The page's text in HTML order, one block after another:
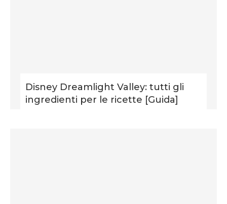
Disney Dreamlight Valley: tutti gli
ingredienti per le ricette [Guida]